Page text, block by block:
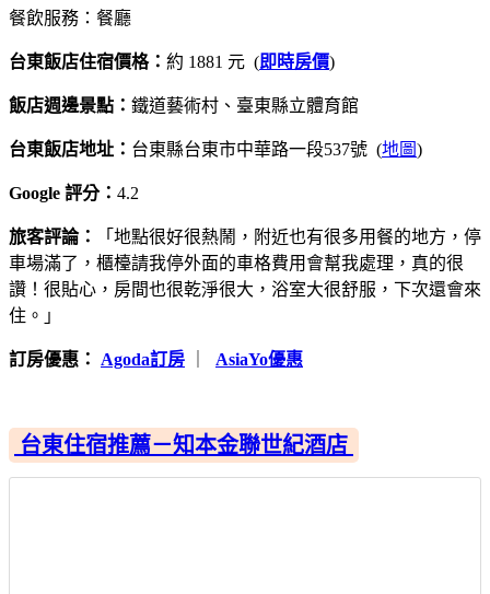
餐飲服務：餐廳
台東飯店住宿價格： 約 1881 元 (即時房價)
飯店週邊景點： 鐵道藝術村、臺東縣立體育館
台東飯店地址： 台東縣台東市中華路一段537號 (地圖)
Google 評分： 4.2
旅客評論：
「地點很好很熱鬧，附近也有很多用餐的地方，停
車場滿了，櫃檯請我停外面的車格費用會幫我處理，真的很
讚！很貼心，房間也很乾淨很大，浴室大很舒服，下次還會來
住。」
訂房優惠： Agoda訂房 AsiaYo優惠
台東住宿推薦－知本金聯世紀酒店